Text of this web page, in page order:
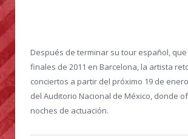
Después de terminar su tour español,
finales de 2011 en Barcelona, la artista
conciertos a partir del próximo 19 de
del Auditorio Nacional de México, donde
noches de actuación.